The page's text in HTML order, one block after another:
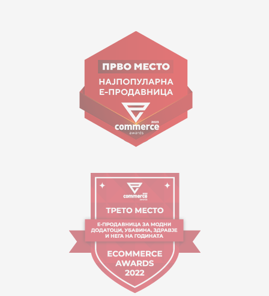
ул. Гоце Николовски бр.74 Скопје
contact@mytime.mk
Работно време:
09:00 до 17:00